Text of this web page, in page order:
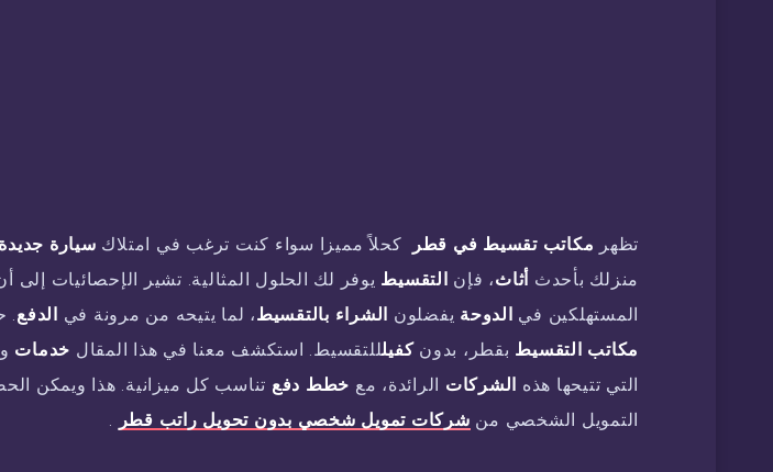
تظهر مكاتب تقسيط في قطر كحلاً مميزا سواء كنت ترغب في امتلاك سيارة جديدة
منزلك بأحدث أثاث، فإن التقسيط
المستهلكين في الدوحة يفضلون الشراء بالتقسيط، لما يتيحه من مرونة في الدفع.
مكاتب التقسيط بقطر، بدونكفيلللتقسيط. استكشف معنا في هذا المقال خدمات و
التي تتيحها هذه الشركات الرائدة، مع خطط دفع تناسب كل ميزانية. هذا ويمكن
التمويل الشخصي من شركات تمويل شخصي بدون تحويل راتب قطر .